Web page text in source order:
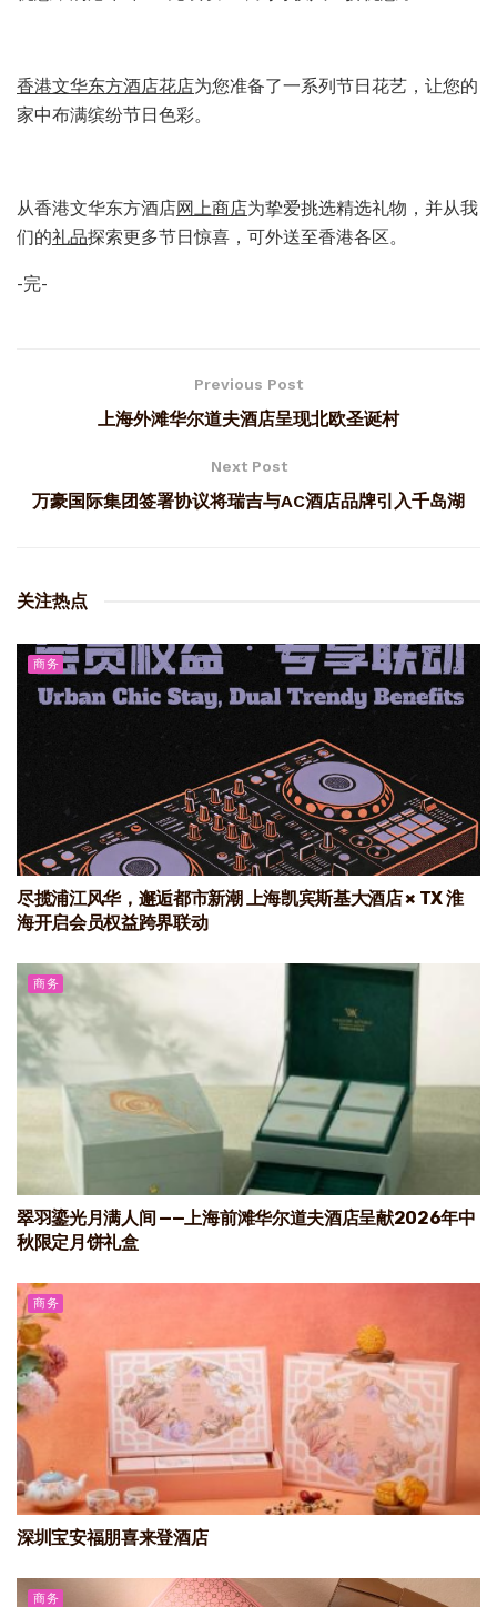
香港文华东方酒店花店为您准备了一系列节日花艺，让您的
家中布满缤纷节日色彩。
从香港文华东方酒店网上商店为挚爱挑选精选礼物，并从我
们的礼品探索更多节日惊喜，可外送至香港各区。
-完-
Previous Post
上海外滩华尔道夫酒店呈现北欧圣诞村
Next Post
万豪国际集团签署协议将瑞吉与AC酒店品牌引入千岛湖
关注热点
商务
尽揽浦江风华，邂逅都市新潮 上海凯宾斯基大酒店 × TX 淮
海开启会员权益跨界联动
商务
翠羽鎏光月满人间 ——上海前滩华尔道夫酒店呈献2026年中
秋限定月饼礼盒
商务
深圳宝安福朋喜来登酒店
商务